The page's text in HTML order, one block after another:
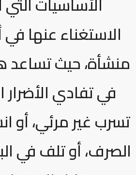
الاستغناء عنها
منشأة، حيث تساعد
في تفادي الأضرار
تسرب غير مرئي، أو
الصرف، أو تلف في